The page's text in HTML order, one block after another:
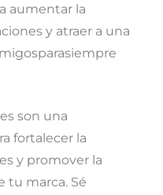
aumentar la
y atraer a una
son una
fortalecer la
y promover la
tu marca. Sé